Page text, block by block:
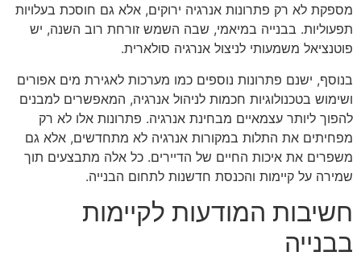
מספקת לא רק פתרונות אנרגיה ירוקים, אלא גם חוסכת בעלויות
תפעוליות. בבנייה במיאמי, שבה השמש זורחת רוב השנה, יש
פוטנציאל משמעותי לניצול אנרגיה סולארית.
בנוסף, ישנם פתרונות נוספים כמו מערכות לאגירת מים אפורים
ושימוש בטכנולוגיות חכמות לניהול אנרגיה, המאפשרים למבנים
להפוך ליותר עצמאיים מבחינת אנרגיה. פתרונות אלו לא רק
מפחיתים את התלות במקורות אנרגיה לא מתחדשים, אלא גם
משפרים את איכות החיים של הדיירים. כל אלה מתבצעים תוך
שמירה על קיימות והכנסת חדשנות לתחום הבנייה.
חשיבות המודעות לקיימות
בבנייה